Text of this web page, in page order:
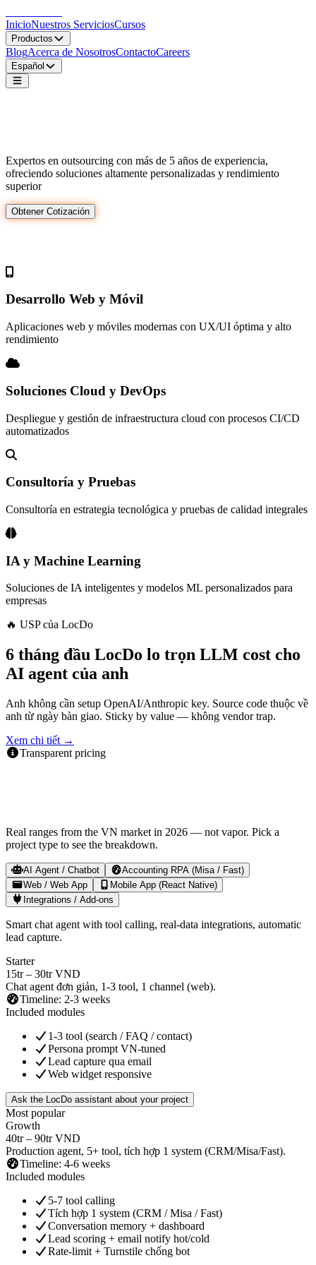
InicioNuestros ServiciosCursos
Productos
BlogAcerca de NosotrosContactoCareers
Español
Expertos en outsourcing con más de 5 años de experiencia,
ofreciendo soluciones altamente personalizadas y rendimiento
superior
Obtener Cotización
Desarrollo Web y Móvil
Aplicaciones web y móviles modernas con UX/UI óptima y alto
rendimiento
Soluciones Cloud y DevOps
Despliegue y gestión de infraestructura cloud con procesos CI/CD
automatizados
Consultoría y Pruebas
Consultoría en estrategia tecnológica y pruebas de calidad integrales
IA y Machine Learning
Soluciones de IA inteligentes y modelos ML personalizados para
empresas
🔥 USP của LocDo
6 tháng đầu LocDo lo trọn LLM cost cho
AI agent của anh
Anh không cần setup OpenAI/Anthropic key. Source code thuộc về
anh từ ngày bàn giao. Sticky by value — không vendor trap.
Xem chi tiết →
Transparent pricing
Real ranges from the VN market in 2026 — not vapor. Pick a
project type to see the breakdown.
AI Agent / Chatbot
Accounting RPA (Misa / Fast)
Web / Web App
Mobile App (React Native)
Integrations / Add-ons
Smart chat agent with tool calling, real-data integrations, automatic
lead capture.
Starter
15tr – 30tr VND
Chat agent đơn giản, 1-3 tool, 1 channel (web).
Timeline: 2-3 weeks
Included modules
1-3 tool (search / FAQ / contact)
Persona prompt VN-tuned
Lead capture qua email
Web widget responsive
Ask the LocDo assistant about your project
Most popular
Growth
40tr – 90tr VND
Production agent, 5+ tool, tích hợp 1 system (CRM/Misa/Fast).
Timeline: 4-6 weeks
Included modules
5-7 tool calling
Tích hợp 1 system (CRM / Misa / Fast)
Conversation memory + dashboard
Lead scoring + email notify hot/cold
Rate-limit + Turnstile chống bot